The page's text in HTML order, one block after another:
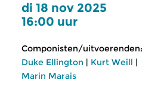
di 18 nov 2025
16:00 uur
Componisten/uitvoerenden:
Duke Ellington | Kurt Weill |
Marin Marais